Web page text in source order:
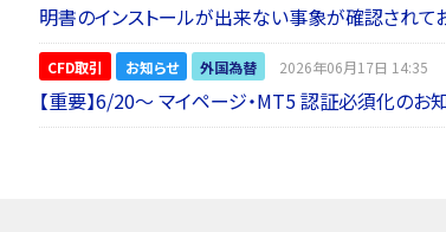
明書のインストールが出来ない事象が確認されてお
CFD取引 お知らせ 外国為替 2026年06月17日 14:35
【重要】6/20～ マイページ・MT5 認証必須化のお